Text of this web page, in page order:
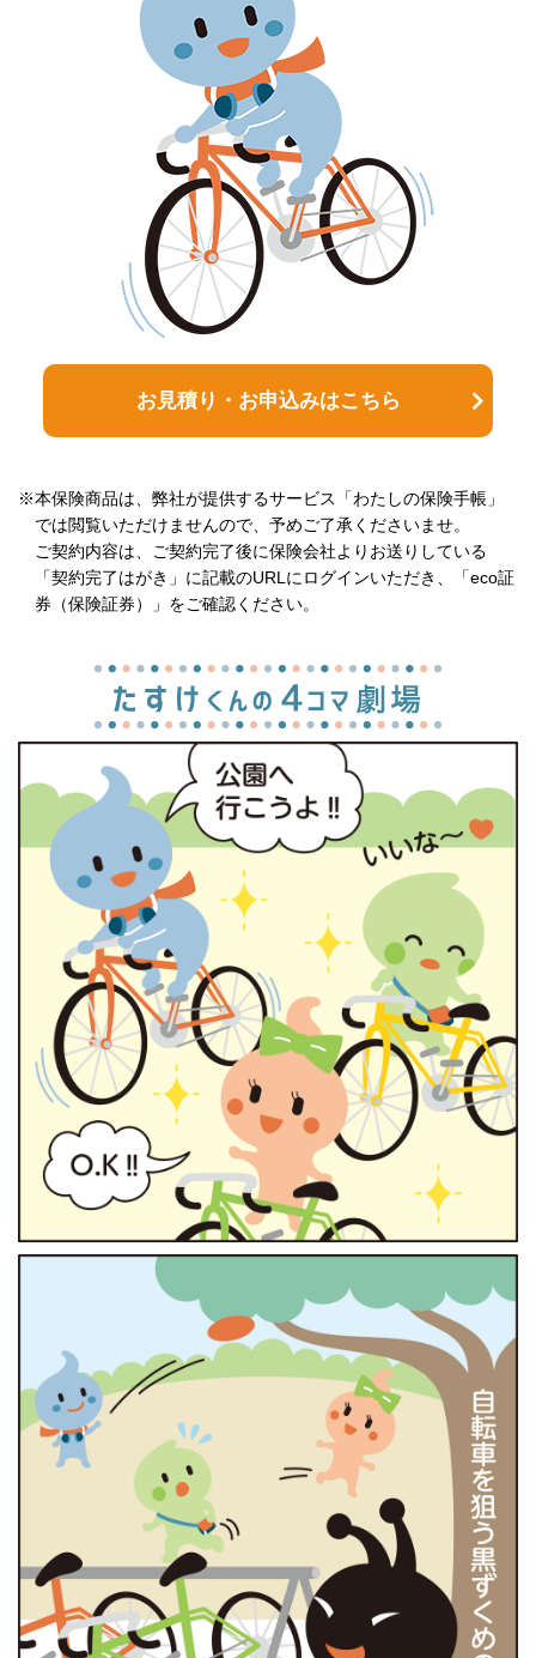
お見積り・お申込みはこちら
※本保険商品は、弊社が提供するサービス「わたしの保険手帳」
では閲覧いただけませんので、予めご了承くださいませ。
ご契約内容は、ご契約完了後に保険会社よりお送りしている
「契約完了はがき」に記載のURLにログインいただき、「eco証
券（保険証券）」をご確認ください。